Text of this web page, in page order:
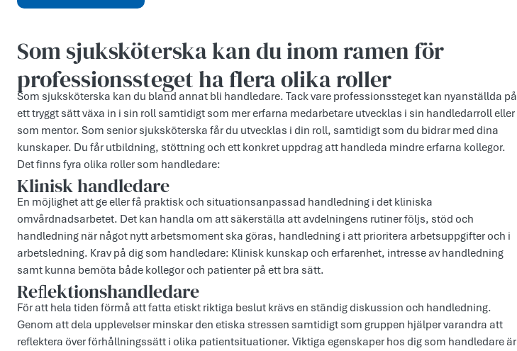
Som sjuksköterska kan du inom ramen för
professionssteget ha flera olika roller
Som sjuksköterska kan du bland annat bli handledare. Tack vare professionssteget kan nyanställda på
ett tryggt sätt växa in i sin roll samtidigt som mer erfarna medarbetare utvecklas i sin handledarroll eller
som mentor. Som senior sjuksköterska får du utvecklas i din roll, samtidigt som du bidrar med dina
kunskaper. Du får utbildning, stöttning och ett konkret uppdrag att handleda mindre erfarna kollegor.
Det finns fyra olika roller som handledare:
Klinisk handledare
En möjlighet att ge eller få praktisk och situationsanpassad handledning i det kliniska
omvårdnadsarbetet. Det kan handla om att säkerställa att avdelningens rutiner följs, stöd och
handledning när något nytt arbetsmoment ska göras, handledning i att prioritera arbetsuppgifter och i
arbetsledning. Krav på dig som handledare: Klinisk kunskap och erfarenhet, intresse av handledning
samt kunna bemöta både kollegor och patienter på ett bra sätt.
Reﬂektionshandledare
För att hela tiden förmå att fatta etiskt riktiga beslut krävs en ständig diskussion och handledning.
Genom att dela upplevelser minskar den etiska stressen samtidigt som gruppen hjälper varandra att
reﬂektera över förhållningssätt i olika patientsituationer. Viktiga egenskaper hos dig som handledare är